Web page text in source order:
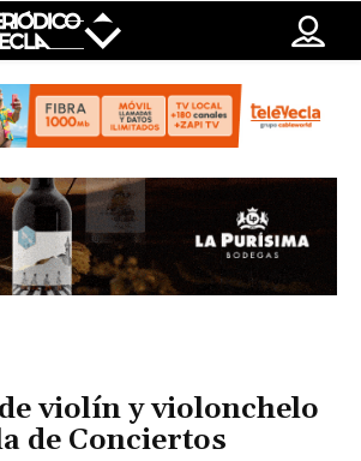
violín y violonchelo
de Conciertos